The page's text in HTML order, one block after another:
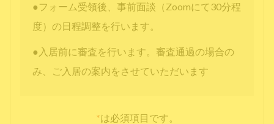
●フォーム受領後、事前面談（Zoomにて30分程
度）の日程調整を行います。
●入居前に審査を行います。審査通過の場合の
み、ご入居の案内をさせていただいます
*は必須項目です。